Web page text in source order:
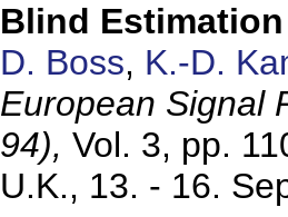
Blind
D. Boss, K.-D.
European Signal
94), Vol. 3, pp.
U.K., 13. - 16.